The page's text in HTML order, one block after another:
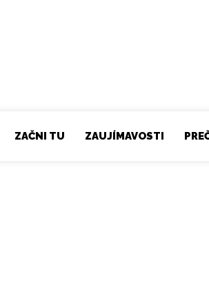
ZAČNI TU ZAUJÍMAVOSTI